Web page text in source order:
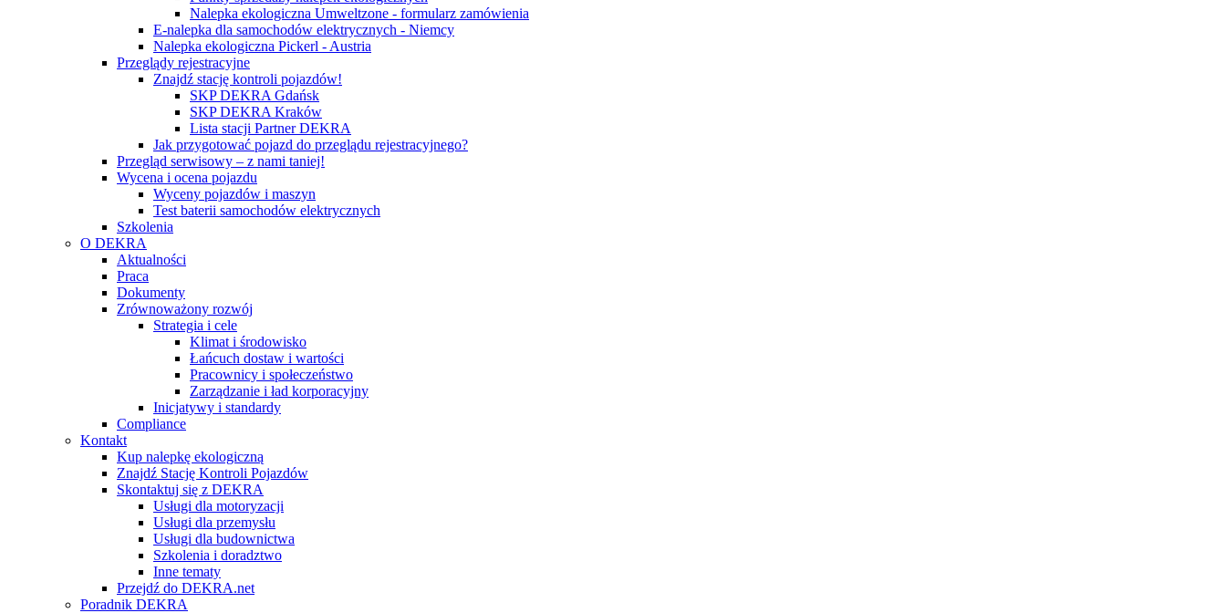
Nalepka ekologiczna Umweltzone - formularz zamówienia
E-nalepka dla samochodów elektrycznych - Niemcy
Nalepka ekologiczna Pickerl - Austria
Przeglądy rejestracyjne
Znajdź stację kontroli pojazdów!
SKP DEKRA Gdańsk
SKP DEKRA Kraków
Lista stacji Partner DEKRA
Jak przygotować pojazd do przeglądu rejestracyjnego?
Przegląd serwisowy – z nami taniej!
Wycena i ocena pojazdu
Wyceny pojazdów i maszyn
Test baterii samochodów elektrycznych
Szkolenia
O DEKRA
Aktualności
Praca
Dokumenty
Zrównoważony rozwój
Strategia i cele
Klimat i środowisko
Łańcuch dostaw i wartości
Pracownicy i społeczeństwo
Zarządzanie i ład korporacyjny
Inicjatywy i standardy
Compliance
Kontakt
Kup nalepkę ekologiczną
Znajdź Stację Kontroli Pojazdów
Skontaktuj się z DEKRA
Usługi dla motoryzacji
Usługi dla przemysłu
Usługi dla budownictwa
Szkolenia i doradztwo
Inne tematy
Przejdź do DEKRA.net
Poradnik DEKRA